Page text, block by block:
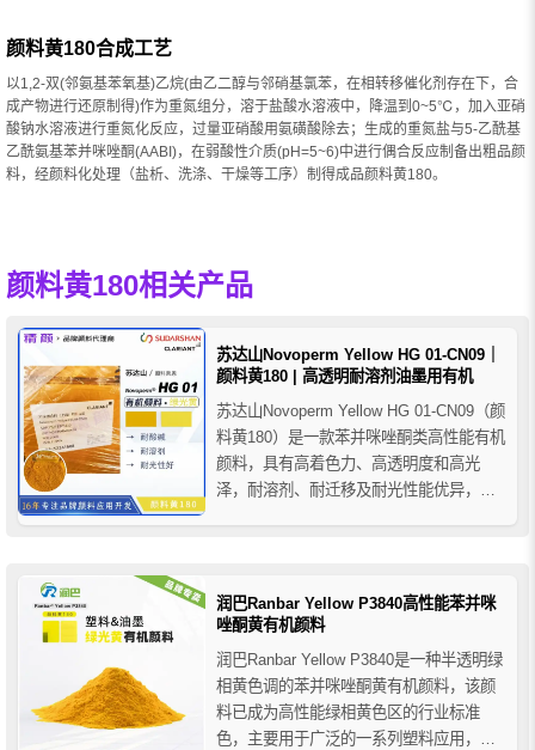
颜料黄180合成工艺
以1,2-双(邻氨基苯氧基)乙烷(由乙二醇与邻硝基氯苯，在相转移催化剂存在下，合
成产物进行还原制得)作为重氮组分，溶于盐酸水溶液中，降温到0~5℃，加入亚硝
酸钠水溶液进行重氮化反应，过量亚硝酸用氨磺酸除去；生成的重氮盐与5-乙酰基
乙酰氨基苯并咪唑酮(AABI)，在弱酸性介质(pH=5~6)中进行偶合反应制备出粗品颜
料，经颜料化处理（盐析、洗涤、干燥等工序）制得成品颜料黄180。
颜料黄180相关产品
苏达山Novoperm Yellow HG 01-CN09｜
颜料黄180 | 高透明耐溶剂油墨用有机
苏达山Novoperm Yellow HG 01-CN09（颜
料黄180）是一款苯并咪唑酮类高性能有机
颜料，具有高着色力、高透明度和高光
泽，耐溶剂、耐迁移及耐光性能优异，特
润巴Ranbar Yellow P3840高性能苯并咪
唑酮黄有机颜料
润巴Ranbar Yellow P3840是一种半透明绿
相黄色调的苯并咪唑酮黄有机颜料，该颜
料已成为高性能绿相黄色区的行业标准
色，主要用于广泛的一系列塑料应用，润